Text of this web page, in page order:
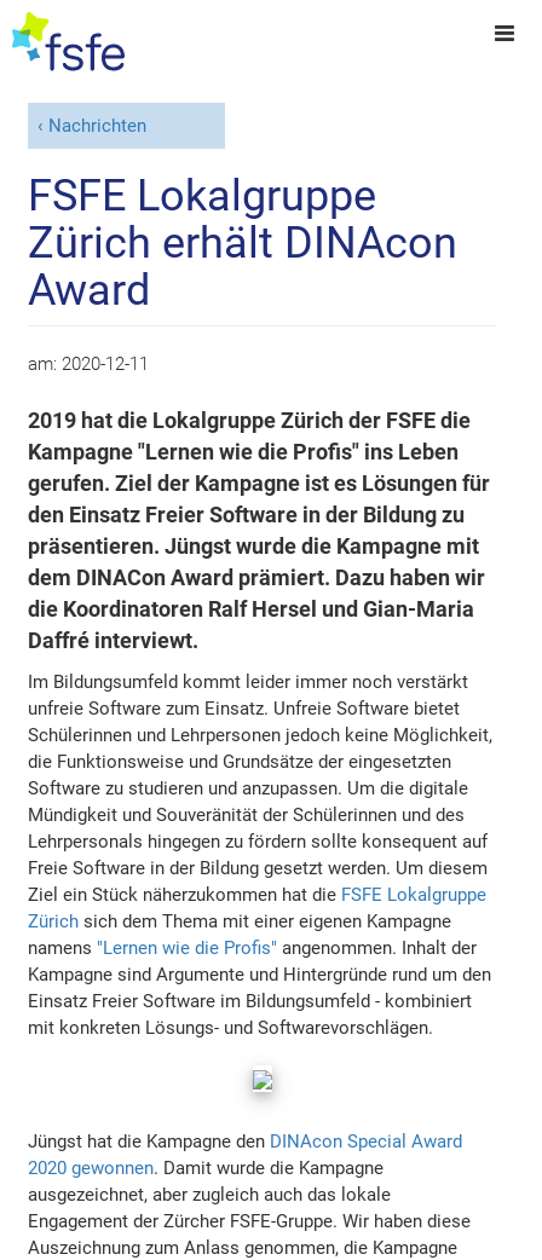
Nachrichten
FSFE Lokalgruppe
Zürich erhält DINAcon
Award
am: 2020-12-11
2019 hat die Lokalgruppe Zürich der FSFE die
Kampagne "Lernen wie die Profis" ins Leben
gerufen. Ziel der Kampagne ist es Lösungen für
den Einsatz Freier Software in der Bildung zu
präsentieren. Jüngst wurde die Kampagne mit
dem DINACon Award prämiert. Dazu haben wir
die Koordinatoren Ralf Hersel und Gian-Maria
Daffré interviewt.
Im Bildungsumfeld kommt leider immer noch verstärkt
unfreie Software zum Einsatz. Unfreie Software bietet
Schülerinnen und Lehrpersonen jedoch keine Möglichkeit,
die Funktionsweise und Grundsätze der eingesetzten
Software zu studieren und anzupassen. Um die digitale
Mündigkeit und Souveränität der Schülerinnen und des
Lehrpersonals hingegen zu fördern sollte konsequent auf
Freie Software in der Bildung gesetzt werden. Um diesem
Ziel ein Stück näherzukommen hat die FSFE Lokalgruppe
Zürich sich dem Thema mit einer eigenen Kampagne
namens "Lernen wie die Profis" angenommen. Inhalt der
Kampagne sind Argumente und Hintergründe rund um den
Einsatz Freier Software im Bildungsumfeld - kombiniert
mit konkreten Lösungs- und Softwarevorschlägen.
Jüngst hat die Kampagne den DINAcon Special Award
2020 gewonnen. Damit wurde die Kampagne
ausgezeichnet, aber zugleich auch das lokale
Engagement der Zürcher FSFE-Gruppe. Wir haben diese
Auszeichnung zum Anlass genommen, die Kampagne